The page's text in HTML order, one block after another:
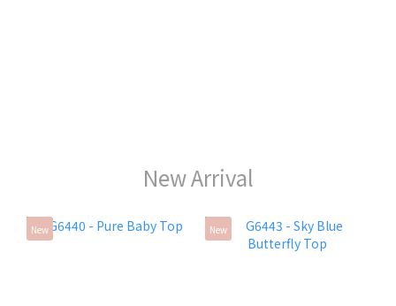
New Arrival
New New